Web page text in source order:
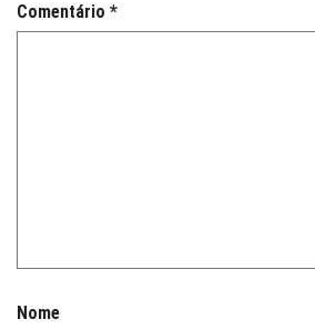
Comentário *
Nome